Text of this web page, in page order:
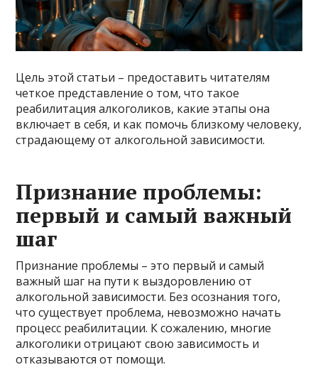
Цель этой статьи – предоставить читателям
четкое представление о том, что такое
реабилитация алкоголиков, какие этапы она
включает в себя, и как помочь близкому человеку,
страдающему от алкогольной зависимости.
Признание проблемы:
первый и самый важный
шаг
Признание проблемы – это первый и самый
важный шаг на пути к выздоровлению от
алкогольной зависимости. Без осознания того,
что существует проблема, невозможно начать
процесс реабилитации. К сожалению, многие
алкоголики отрицают свою зависимость и
отказываются от помощи.